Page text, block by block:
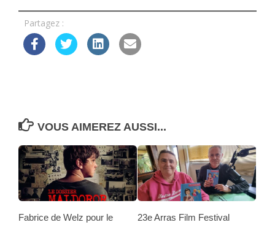
Partagez :
VOUS AIMEREZ AUSSI...
Fabrice de Welz pour le
23e Arras Film Festival